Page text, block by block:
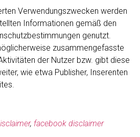
Verwendungszwecken werden
Informationen gemäß den
genutzt.
zusammengefasste
der Nutzer bzw. gibt diese
wie etwa Publisher, Inserenten
, facebook disclaimer